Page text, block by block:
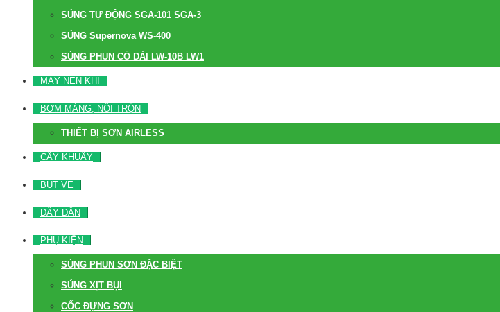
SÚNG TỰ ĐỘNG SGA-101 SGA-3
SÚNG Supernova WS-400
SÚNG PHUN CỔ DÀI LW-10B LW1
MÁY NÉN KHÍ
BƠM MÀNG, NỒI TRỘN
THIẾT BỊ SƠN AIRLESS
CÂY KHUẤY
BÚT VẼ
DÂY DẪN
PHỤ KIỆN
SÚNG PHUN SƠN ĐẶC BIỆT
SÚNG XỊT BỤI
CỐC ĐỰNG SƠN